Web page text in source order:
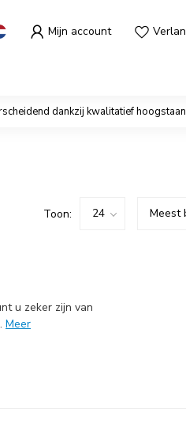
Mijn account
dankzij kwalitatief
Toon:
u zeker zijn van
Meer